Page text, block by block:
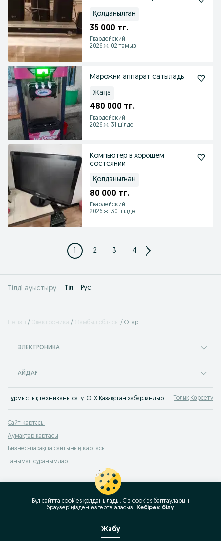
Қолданылған
35 000 тг.
Гвардейский
2026 ж. 02 тамыз
Марожни аппарат сатылады
Жаңа
480 000 тг.
Гвардейский
2026 ж. 31 шілде
Компьютер в хорошем
состоянии
Қолданылған
80 000 тг.
Гвардейский
2026 ж. 30 шілде
1 2 3 4
Тілді ауыстыру Tіл Рус
Негізгі Электроника Жамбыл облысы Отар
ЭЛЕКТРОНИКА
АЙДАР
Тұрмыстық техниканы сату. OLX Қазақстан хабарландырулар сервисінен б/қ тұрмыстық техниканы оңай әрі тез сатып алуға болады. Үйге арналған ең жақсы техниканы OLX-тен сатып ал! Толық Көрсету
Сайт картасы
Аумақтар картасы
Бизнес-парақша сайтының картасы
Танымал сұранымдар
Бұл сайтта cookies қолданылады. Сіз cookies баптауларын
браузеріңізден өзгерте аласыз. Көбірек білу
Жабу